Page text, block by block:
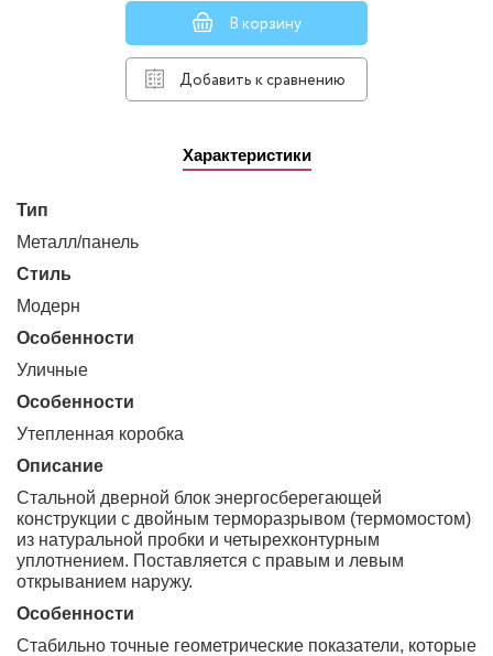
В корзину
Добавить к сравнению
Характеристики
Тип
металл/панель
Стиль
модерн
Особенности
уличные
Особенности
утепленная коробка
Описание
Стальной дверной блок энергосберегающей
конструкции с двойным терморазрывом (термомостом)
из натуральной пробки и четырехконтурным
уплотнением. Поставляется с правым и левым
открыванием наружу.
Особенности
Стабильно точные геометрические показатели, которые